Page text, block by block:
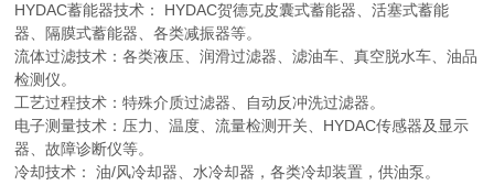
HYDAC蓄能器技术： HYDAC贺德克皮囊式蓄能器、活塞式蓄能
器、隔膜式蓄能器、各类减振器等。
流体过滤技术：各类液压、润滑过滤器、滤油车、真空脱水车、油品
检测仪。
工艺过程技术：特殊介质过滤器、自动反冲洗过滤器。
电子测量技术：压力、温度、流量检测开关、HYDAC传感器及显示
器、故障诊断仪等。
冷却技术： 油/风冷却器、水冷却器，各类冷却装置，供油泵。